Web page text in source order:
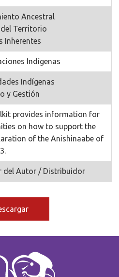
Ancestral
del Territorio
Inherentes
Indígenas
Indígenas
y Gestión
provides information for
on how to support the
of the Anishinaabe of
del Autor / Distribuidor